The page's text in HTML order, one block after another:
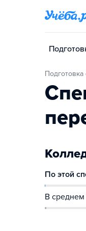
По этой
В